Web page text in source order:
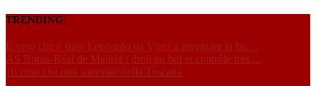
TRENDING:
È vero che è stato Leonardo da Vinci a inventare la bic...
AS Roma-Réal de Madrid : droit au but et contrôle très ...
10 cose che non sapevate della Toscana